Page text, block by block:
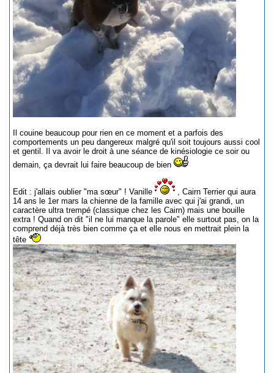
Il couine beaucoup pour rien en ce moment et a parfois des
comportements un peu dangereux malgré qu'il soit toujours aussi cool
et gentil. Il va avoir le droit à une séance de kinésiologie ce soir ou
demain, ça devrait lui faire beaucoup de bien
Edit : j'allais oublier "ma sœur" ! Vanille
, Cairn Terrier qui aura
14 ans le 1er mars la chienne de la famille avec qui j'ai grandi, un
caractère ultra trempé (classique chez les Cairn) mais une bouille
extra ! Quand on dit "il ne lui manque la parole" elle surtout pas, on la
comprend déjà très bien comme ça et elle nous en mettrait plein la
tête